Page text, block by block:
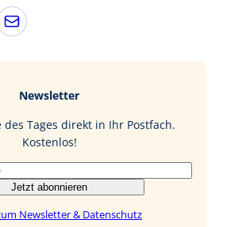
Newsletter
des Tages direkt in Ihr Postfach.
Kostenlos!
Jetzt abonnieren
Newsletter & Datenschutz